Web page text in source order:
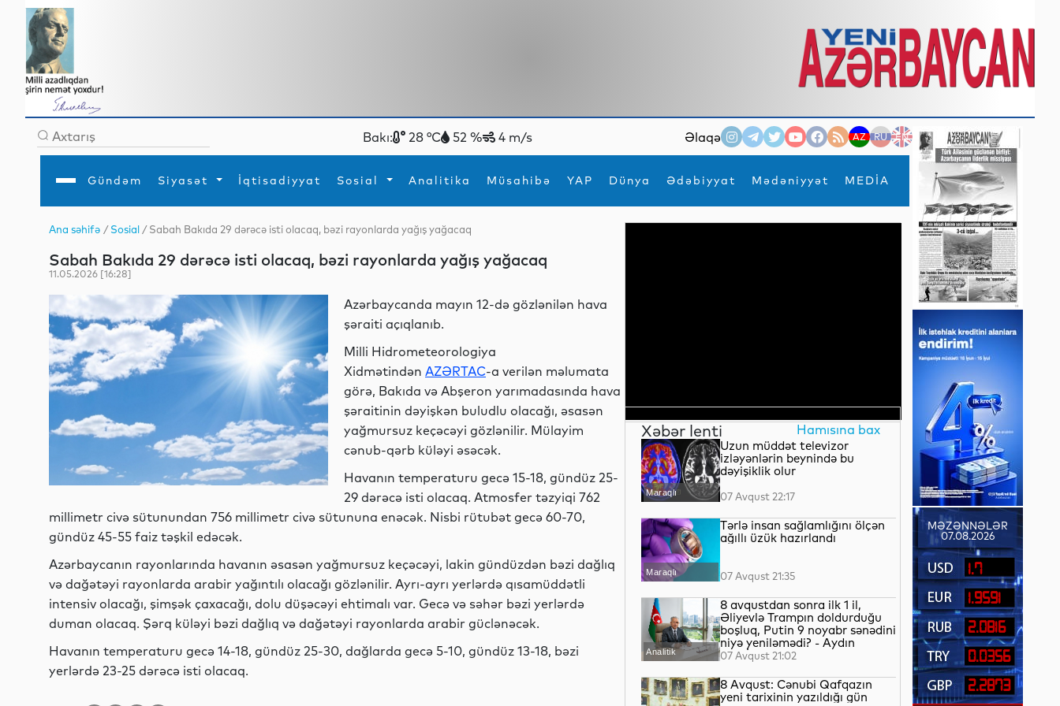
Bakı: 28 °C 52 % 4 m/s Əlaqə AZ RU EN
Gündəm Siyasət İqtisadiyyat Sosial Analitika Müsahibə YAP Dünya Ədəbiyyat Mədəniyyət MEDİA
×
Gündəm
İqtisadiyyat
Analitika
Mədəniyyət
Müsahibə
MEDİA
Xarici siyasətTurizm
Hadisə
Diaspor
İdmanYeni texnologiyalar
Ana səhifə /Sosial / Sabah Bakıda 29 dərəcə isti olacaq, bəzi rayonlarda yağış yağacaq
Sabah Bakıda 29 dərəcə isti olacaq, bəzi rayonlarda yağış yağacaq
11.05.2026 [16:28]
Azərbaycanda mayın 12-də gözlənilən hava
şəraiti açıqlanıb.
Milli Hidrometeorologiya
Xidmətindən AZƏRTAC-a verilən məlumata
görə, Bakıda və Abşeron yarımadasında hava
şəraitinin dəyişkən buludlu olacağı, əsasən
yağmursuz keçəcəyi gözlənilir. Mülayim
cənub-qərb küləyi əsəcək.
Havanın temperaturu gecə 15-18, gündüz 25-
29 dərəcə isti olacaq. Atmosfer təzyiqi 762
millimetr civə sütunundan 756 millimetr civə sütununa enəcək. Nisbi rütubət gecə 60-70,
gündüz 45-55 faiz təşkil edəcək.
Azərbaycanın rayonlarında havanın əsasən yağmursuz keçəcəyi, lakin gündüzdən bəzi dağlıq
və dağətəyi rayonlarda arabir yağıntılı olacağı gözlənilir. Ayrı-ayrı yerlərdə qısamüddətli
intensiv olacağı, şimşək çaxacağı, dolu düşəcəyi ehtimalı var. Gecə və səhər bəzi yerlərdə
duman olacaq. Şərq küləyi bəzi dağlıq və dağətəyi rayonlarda arabir güclənəcək.
Havanın temperaturu gecə 14-18, gündüz 25-30, dağlarda gecə 5-10, gündüz 13-18, bəzi
yerlərdə 23-25 dərəcə isti olacaq.
Xəbər lenti Hamısına bax
Maraqlı
Uzun müddət televizor
izləyənlərin beynində bu
dəyişiklik olur
07 Avqust 22:17
Maraqlı
Tərlə insan sağlamlığını ölçən
ağıllı üzük hazırlandı
07 Avqust 21:35
Analitik
8 avqustdan sonra ilk 1 il,
Əliyevlə Trampın doldurduğu
boşluq, Putin 9 noyabr sənədini
niyə yeniləmədi? - Aydın
QULİYEV yazır...
07 Avqust 21:02
8 Avqust: Cənubi Qafqazın
yeni tarixinin yazıldığı gün
MƏZƏNNƏLƏR
07.08.2026
1.7
1.9591
2.0816
0.0356
2.2873